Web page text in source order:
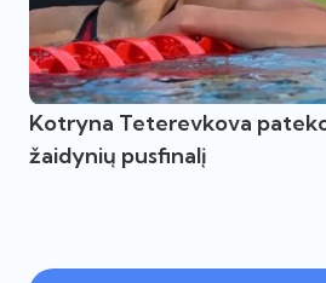
Kotryna Teterevkova
žaidynių pusfinalį